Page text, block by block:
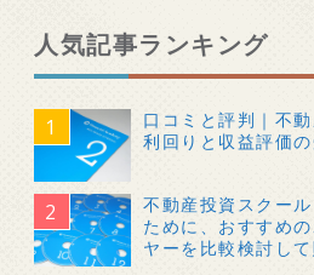
人気記事ランキング
口コミと評判｜不
利回りと収益評価
不動産投資スクー
ために、おすすめ
ヤーを比較検討して